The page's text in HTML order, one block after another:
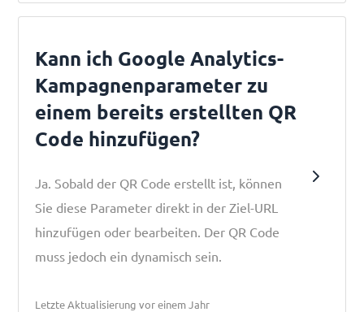
Kann ich Google Analytics-
Kampagnenparameter zu
einem bereits erstellten QR
Code hinzufügen?
Ja. Sobald der QR Code erstellt ist, können
Sie diese Parameter direkt in der Ziel-URL
hinzufügen oder bearbeiten. Der QR Code
muss jedoch ein dynamisch sein.
Letzte Aktualisierung vor einem Jahr